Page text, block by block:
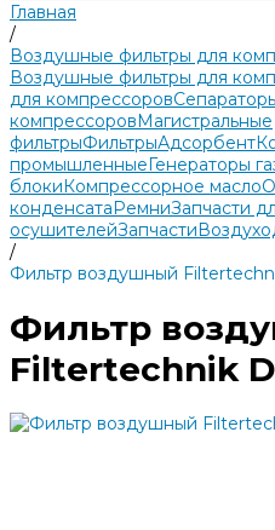
Главная
/
Воздушные фильтры для
Воздушные фильтры для
для компрессоров
компрессоровМагистральные
фильтрыФильтрыАдсорбент
промышленныеГенераторы
блокиКомпрессорное масло
конденсатаРемниЗапчасти
осушителейЗапчасти
/
Фильтр воздушный
Фильтр
Filtertechnik